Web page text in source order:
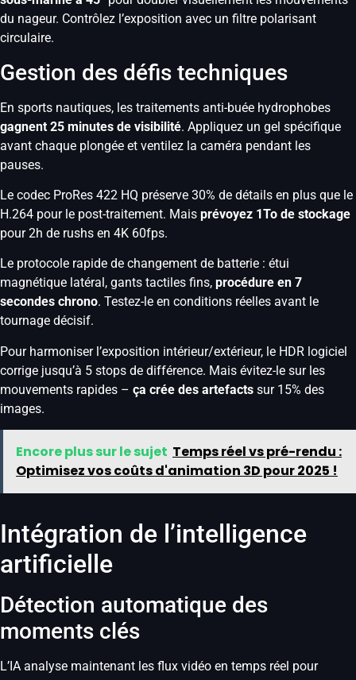
du nageur. Contrôlez l’exposition avec un filtre polarisant
circulaire.
Gestion des défis techniques
En sports nautiques, les traitements anti-buée hydrophobes
gagnent 25 minutes de visibilité. Appliquez un gel spécifique
avant chaque plongée et ventilez la caméra pendant les
pauses.
Le codec ProRes 422 HQ préserve 30% de détails en plus que le
H.264 pour le post-traitement. Mais prévoyez 1To de stockage
pour 2h de rushs en 4K 60fps.
Le protocole rapide de changement de batterie : étui
magnétique latéral, gants tactiles fins, procédure en 7
secondes chrono. Testez-le en conditions réelles avant le
tournage décisif.
Pour harmoniser l’exposition intérieur/extérieur, le HDR logiciel
corrige jusqu’à 5 stops de différence. Mais évitez-le sur les
mouvements rapides – ça crée des artefacts sur 15% des
images.
Encore plus sur le sujet Temps réel vs pré-rendu :
Optimisez vos coûts d'animation 3D pour 2025 !
Intégration de l’intelligence
artificielle
Détection automatique des
moments clés
L’IA analyse maintenant les flux vidéo en temps réel pour